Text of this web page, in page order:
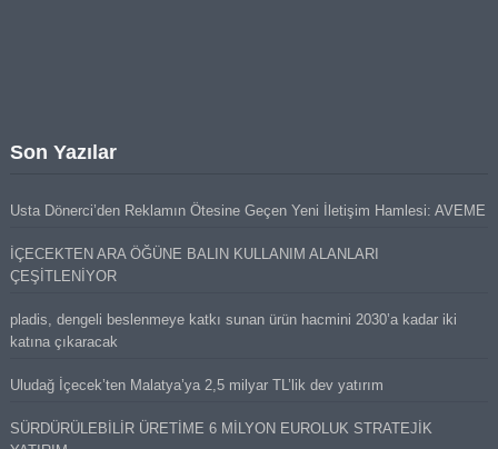
Son Yazılar
Usta Dönerci’den Reklamın Ötesine Geçen Yeni İletişim Hamlesi: AVEME
İÇECEKTEN ARA ÖĞÜNE BALIN KULLANIM ALANLARI
ÇEŞİTLENİYOR
pladis, dengeli beslenmeye katkı sunan ürün hacmini 2030’a kadar iki
katına çıkaracak
Uludağ İçecek’ten Malatya’ya 2,5 milyar TL’lik dev yatırım
SÜRDÜRÜLEBİLİR ÜRETİME 6 MİLYON EUROLUK STRATEJİK